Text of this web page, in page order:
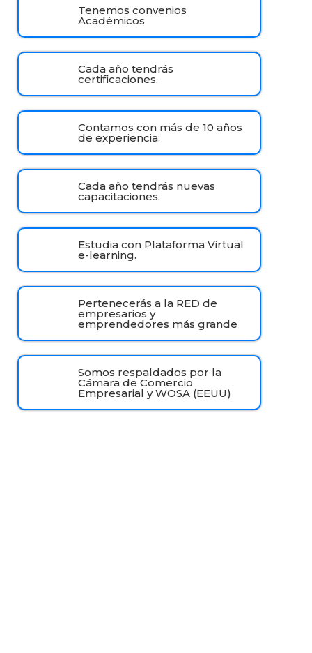
Tenemos convenios
Académicos
Cada año tendrás
certificaciones.
Contamos con más de 10 años
de experiencia.
Cada año tendrás nuevas
capacitaciones.
Estudia con Plataforma Virtual
e-learning.
Pertenecerás a la RED de
empresarios y
emprendedores más grande
Somos respaldados por la
Cámara de Comercio
Empresarial y WOSA (EEUU)